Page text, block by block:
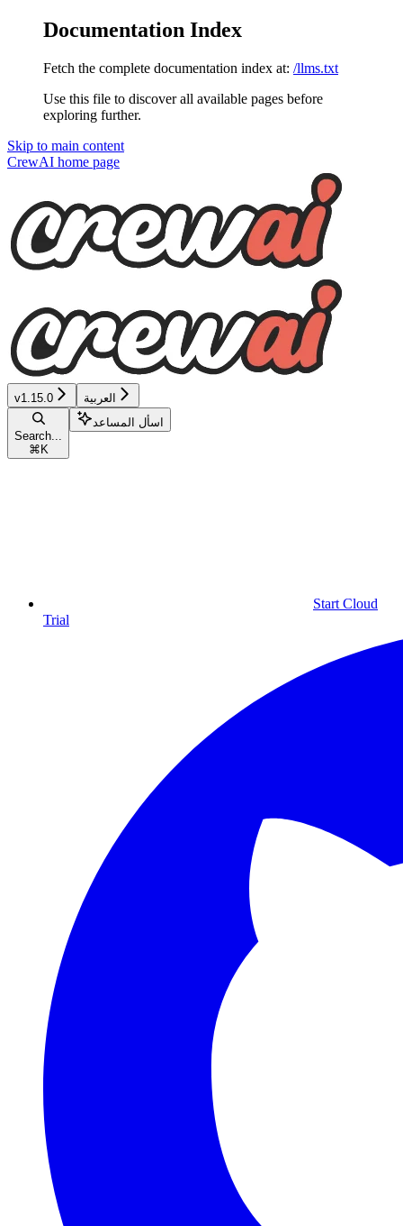
Documentation Index
Fetch the complete documentation index at: /llms.txt
Use this file to discover all available pages before
exploring further.
Skip to main content
CrewAI home page
v1.15.0 العربية
Search...
⌘ K
اسأل المساعد
Start Cloud
Trial